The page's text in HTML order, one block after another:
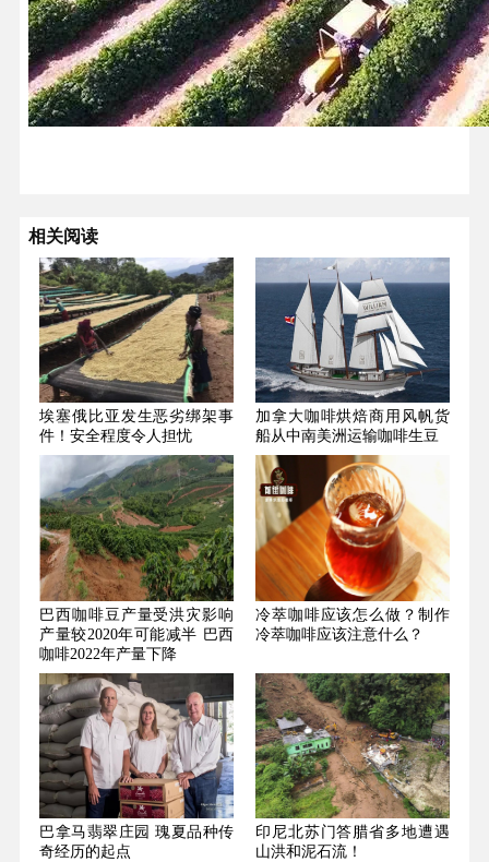
相关阅读
埃塞俄比亚发生恶劣绑架事
件！安全程度令人担忧
加拿大咖啡烘焙商用风帆货
船从中南美洲运输咖啡生豆
巴西咖啡豆产量受洪灾影响
产量较2020年可能减半 巴西
咖啡2022年产量下降
冷萃咖啡应该怎么做？制作
冷萃咖啡应该注意什么？
巴拿马翡翠庄园 瑰夏品种传
奇经历的起点
印尼北苏门答腊省多地遭遇
山洪和泥石流！